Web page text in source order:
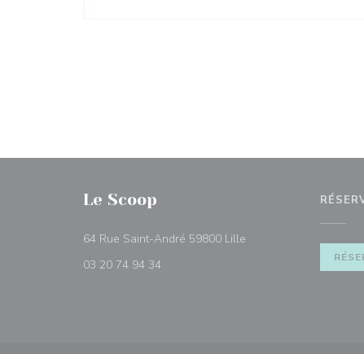
Le Scoop
64 Rue Saint-André 59800 Lille
03 20 74 94 34